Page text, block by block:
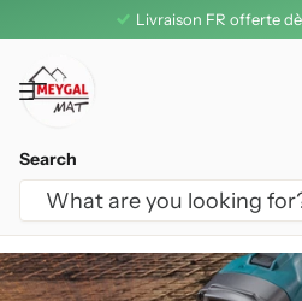
Une questions ? Besoind
Search
Homepage
Disques à Lamelles : 7 Astuces